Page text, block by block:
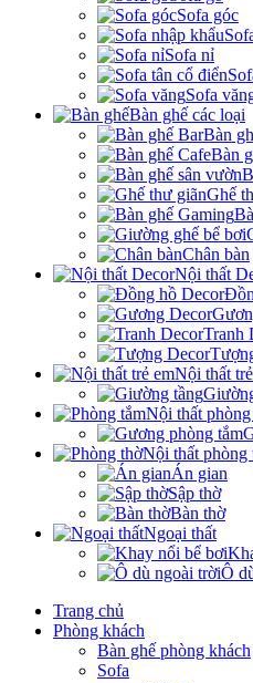
Sofa góc
Sofa nỉ
Sofa
Bàn ghế các loại
Bàn
Bàn
Ghế
Chân bàn
Nội thất
Tranh
Nội thất
Nội thất
Nội thất phòng
Án gian
Sập thờ
Bàn thờ
Ngoại thất
Ô
Trang chủ
Phòng khách
Bàn ghế phòng khách
Sofa